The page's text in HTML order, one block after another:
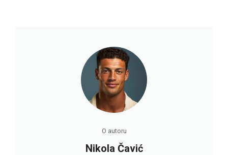
O autoru
Nikola Čavić